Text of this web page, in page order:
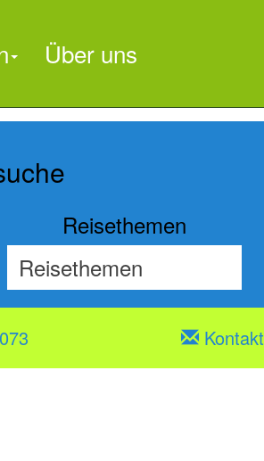
Über uns
Reisethemen
Kontakt